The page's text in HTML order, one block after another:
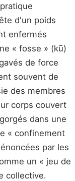
d'un poids
enfermés
« fosse » (kū)
de force
souvent de
des membres
corps couvert
dans une
« confinement
par les
un « jeu de
collective.